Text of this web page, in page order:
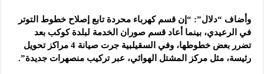
وأضاف “دلال”: “إن قسم كهرباء محردة تابع إصلاح خطوط التوتر
في الرعيدي، بينما أعاد قسم صوران الخدمة لبلدة كوكب بعد
تضرر بعض خطوطها، وفي السقيلبية جرت صيانة 4 مراكز تحويل
رئيسة، مثل مركز المشتل الهوائي، عبر تركيب منصهرات جديدة”.